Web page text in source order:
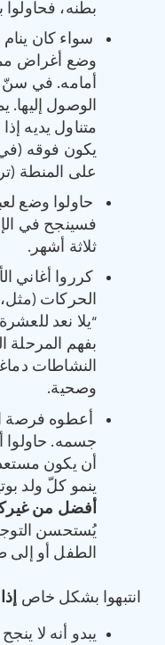
بطنه، فحاولوا
سواء كان
وضع أغراض
أمامه. في سنّ
الوصول إليها.
متناول يديه
يكون فوقه (في
على المنطة
حاولوا وضع
فسينجح في
ثلاثة أشهر.
كرروا أغاني
الحركات (مثل،
“يلا نعد
بفهم المرحلة
النشاطات
وصحية.
أعطوه فرصة
جسمه. حاولوا
أن يكون
ينمو كلّ ولد
أفضل من
يُستحسن
الطفل أو إلى
انتبهوا بشكل خاص
يبدو أنه لا